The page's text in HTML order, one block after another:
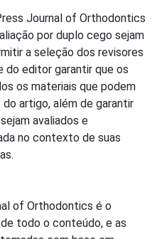
Journal of Orthodontics
por duplo cego sejam
a seleção dos revisores
do editor garantir que os
os materiais que podem
artigo, além de garantir
avaliados e
no contexto de suas
of Orthodontics é o
todo o conteúdo, e as